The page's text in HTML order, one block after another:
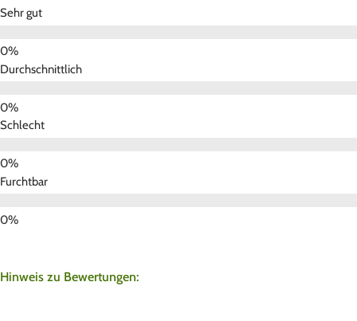
Sehr gut
Durchschnittlich
Schlecht
Furchtbar
Hinweis zu Bewertungen: